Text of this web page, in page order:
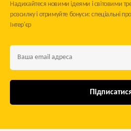
Надихайтеся новими ідеями і світовими
розсилку і отримуйте бонуси: спеціальні
Інтер'єр